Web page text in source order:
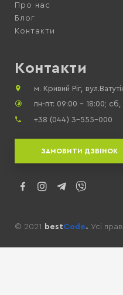
Про нас
Блог
Контакти
Контакти
м. Кривий Ріг,
пн-пт: 09:00 - 18:00; сб,
+38 (044) 3-555-000
ЗАМОВИТИ ДЗВІНОК
© 2021 bestСode. Усі